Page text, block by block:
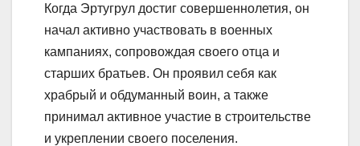
Когда Эртугрул достиг совершеннолетия, он
начал активно участвовать в военных
кампаниях, сопровождая своего отца и
старших братьев. Он проявил себя как
храбрый и обдуманный воин, а также
принимал активное участие в строительстве
и укреплении своего поселения.